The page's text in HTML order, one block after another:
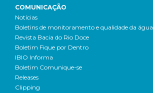
COMUNICAÇÃO
Notícias
Boletins de monitoramento e qualidade da água
Revista Bacia do Rio Doce
Boletim Fique por Dentro
IBIO Informa
Boletim Comunique-se
Releases
Clipping